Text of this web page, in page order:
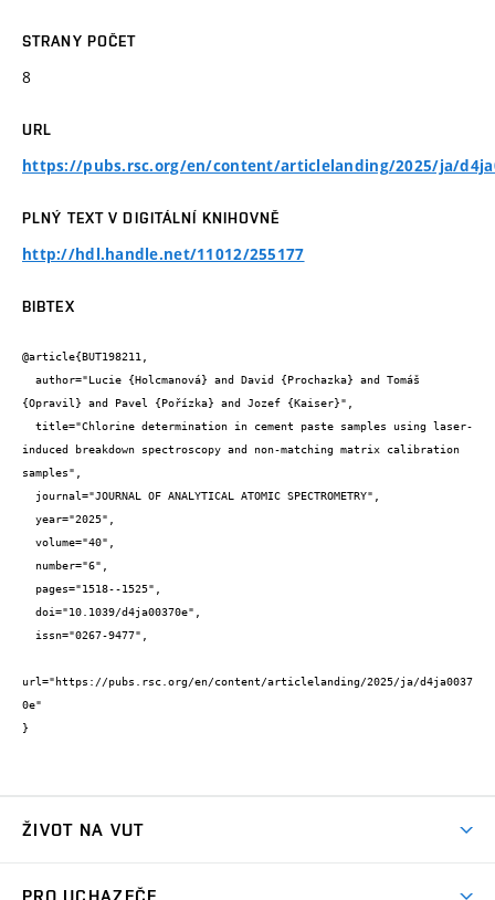
STRANY POČET
8
URL
https://pubs.rsc.org/en/content/articlelanding/2025/ja/
PLNÝ TEXT V DIGITÁLNÍ KNIHOVNĚ
http://hdl.handle.net/11012/255177
BIBTEX
@article{BUT198211,
{Opravil} and Pavel {Pořízka} and Jozef {Kaiser}",
induced breakdown spectroscopy and non-matching matrix calibration
samples",
url="https://pubs.rsc.org/en/content/articlelanding/2025/ja/d4ja0037
0e"
}
ŽIVOT NA VUT